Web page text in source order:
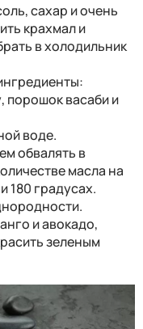
сахар и очень
крахмал и
в холодильник
порошок васаби и
воде.
обвалять в
масла на
180 градусах.
и авокадо,
зеленым